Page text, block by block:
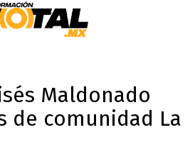
Maldonado
de comunidad La